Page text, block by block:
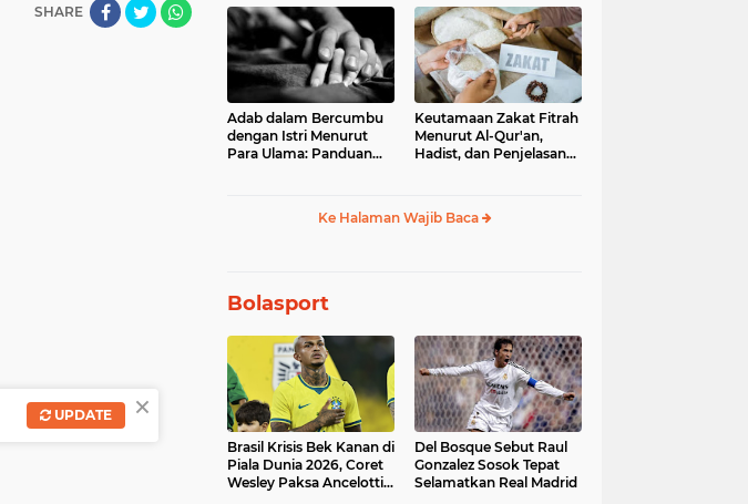
SHARE
Adab dalam Bercumbu
dengan Istri Menurut
Para Ulama: Panduan
Keutamaan Zakat Fitrah
Menurut Al-Qur'an,
Hadist, dan Penjelasan
Ke Halaman Wajib Baca
Bolasport
Brasil Krisis Bek Kanan di
Piala Dunia 2026, Coret
Wesley Paksa Ancelotti
Del Bosque Sebut Raul
Gonzalez Sosok Tepat
Selamatkan Real Madrid
×
UPDATE